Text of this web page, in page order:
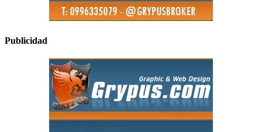
Publicidad